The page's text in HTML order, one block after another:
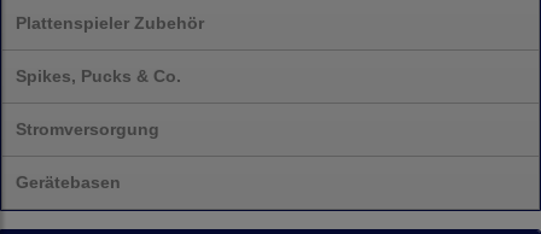
Plattenspieler Zubehör
Spikes, Pucks & Co.
Stromversorgung
Gerätebasen